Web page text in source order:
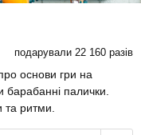
подарували 22 160 разів
основи гри на
барабанні палички.
та ритми.